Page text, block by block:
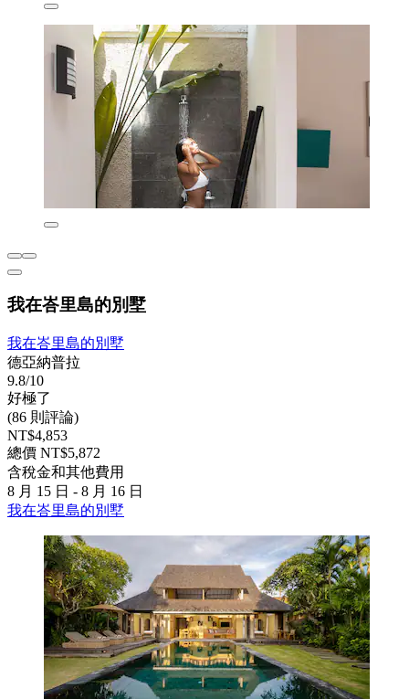
我在峇里島的別墅
我在峇里島的別墅
德亞納普拉
9.8/10
好極了
(86 則評論)
NT$4,853
總價 NT$5,872
含稅金和其他費用
8 月 15 日 - 8 月 16 日
我在峇里島的別墅